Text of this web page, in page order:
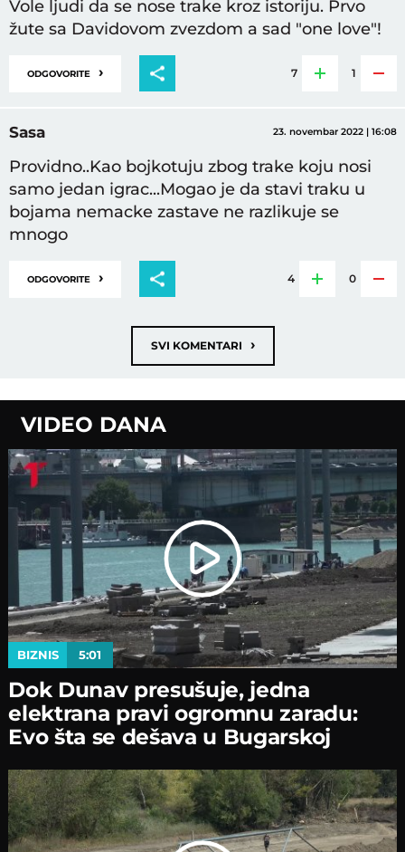
Vole ljudi da se nose trake kroz istoriju. Prvo
žute sa Davidovom zvezdom a sad "one love"!
ODGOVORITE › 7 1
Sasa 23. novembar 2022 | 16:08
Providno..Kao bojkotuju zbog trake koju nosi
samo jedan igrac...Mogao je da stavi traku u
bojama nemacke zastave ne razlikuje se
mnogo
ODGOVORITE › 4 0
SVI KOMENTARI ›
VIDEO DANA
BIZNIS 5:01
Dok Dunav presušuje, jedna
elektrana pravi ogromnu zaradu:
Evo šta se dešava u Bugarskoj